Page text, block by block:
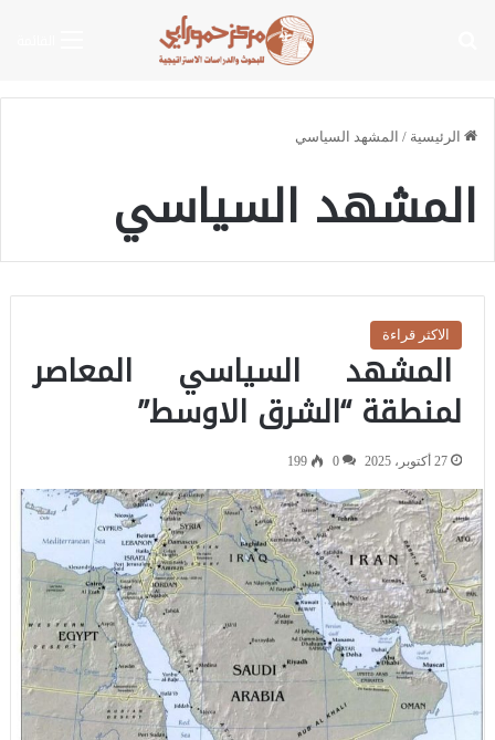
الرئيسية / المشهد السياسي
المشهد السياسي
الاكثر قراءة
المشهد السياسي المعاصر
لمنطقة “الشرق الاوسط”
27 أكتوبر، 2025 0
199